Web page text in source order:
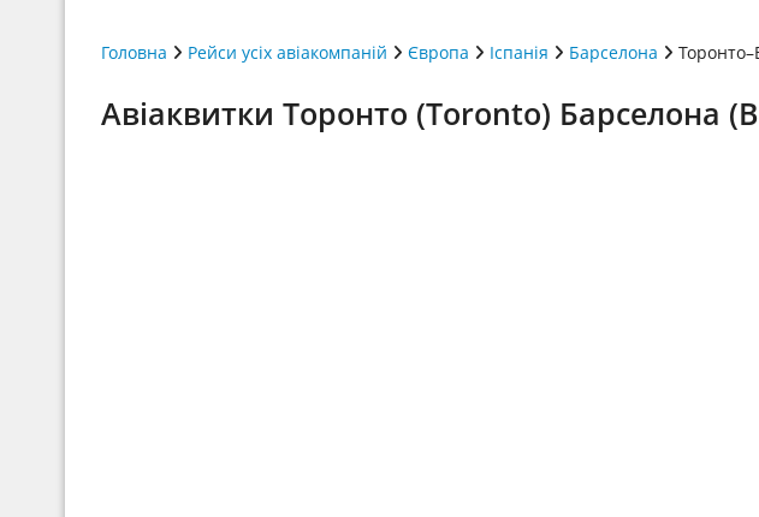
Головна Рейси усіх авіакомпаній Європа Іспанія Барселона
Авіаквитки Торонто (Toronto) Барселона